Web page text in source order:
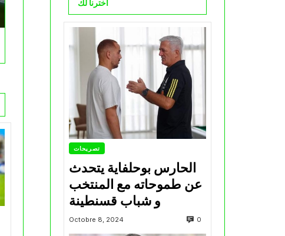
اخترنا لك
تصريحات
الحارس بوحلفاية يتحدث
عن طموحاته مع المنتخب
و شباب قسنطينة
Octobre 8, 2024 0